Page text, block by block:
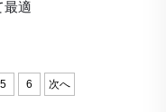
最適
5 6 次へ